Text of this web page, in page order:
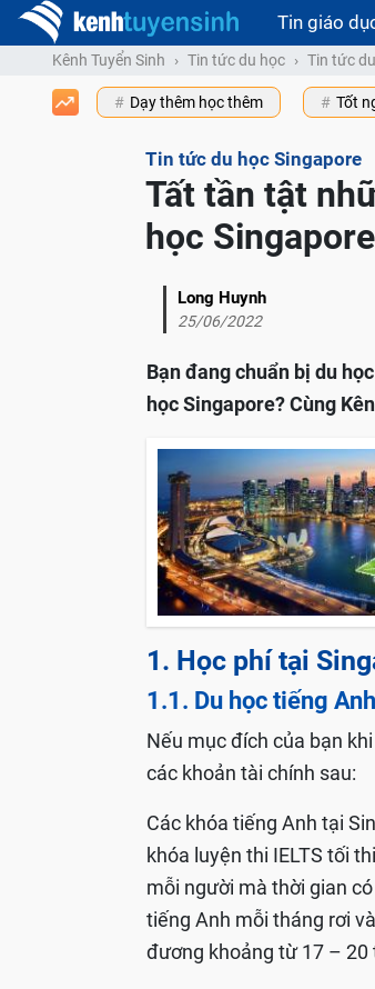
Tin giáo
Kênh Tuyển Sinh Tin tức du học Tin tức
Dạy thêm học thêm Tốt
Tin tức du học Singapore
Tất tần tật
học
Long Huynh
25/06/2022
Bạn đang chuẩn bị du
học Singapore? Cùng
1. Học phí tại
1.1. Du học tiếng
Nếu mục đích của bạn
các khoản tài chính sau:
Các khóa tiếng Anh tại
khóa luyện thi IELTS tối
mỗi người mà thời gian
tiếng Anh mỗi tháng rơi
đương khoảng từ 17 – 20